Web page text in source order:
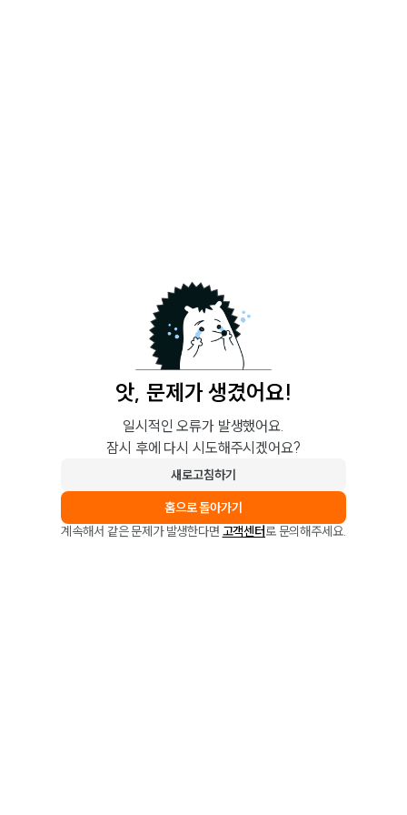
앗, 문제가 생겼어요!
일시적인 오류가 발생했어요.
잠시 후에 다시 시도해주시겠어요?
새로고침하기
홈으로 돌아가기
계속해서 같은 문제가 발생한다면 고객센터로 문의해주세요.